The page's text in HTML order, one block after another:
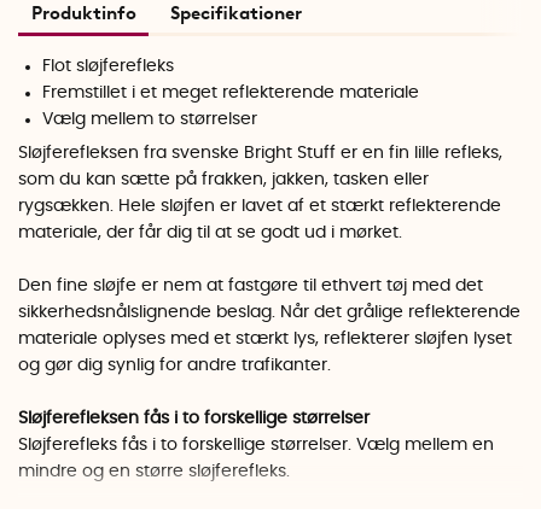
Produktinfo Specifikationer
Flot sløjferefleks
Fremstillet i et meget reflekterende materiale
Vælg mellem to størrelser
Sløjferefleksen fra svenske Bright Stuff er en fin lille refleks,
som du kan sætte på frakken, jakken, tasken eller
rygsækken. Hele sløjfen er lavet af et stærkt reflekterende
materiale, der får dig til at se godt ud i mørket.
Den fine sløjfe er nem at fastgøre til ethvert tøj med det
sikkerhedsnålslignende beslag. Når det grålige reflekterende
materiale oplyses med et stærkt lys, reflekterer sløjfen lyset
og gør dig synlig for andre trafikanter.
Sløjferefleksen fås i to forskellige størrelser
Sløjferefleks fås i to forskellige størrelser. Vælg mellem en
mindre og en større sløjferefleks.